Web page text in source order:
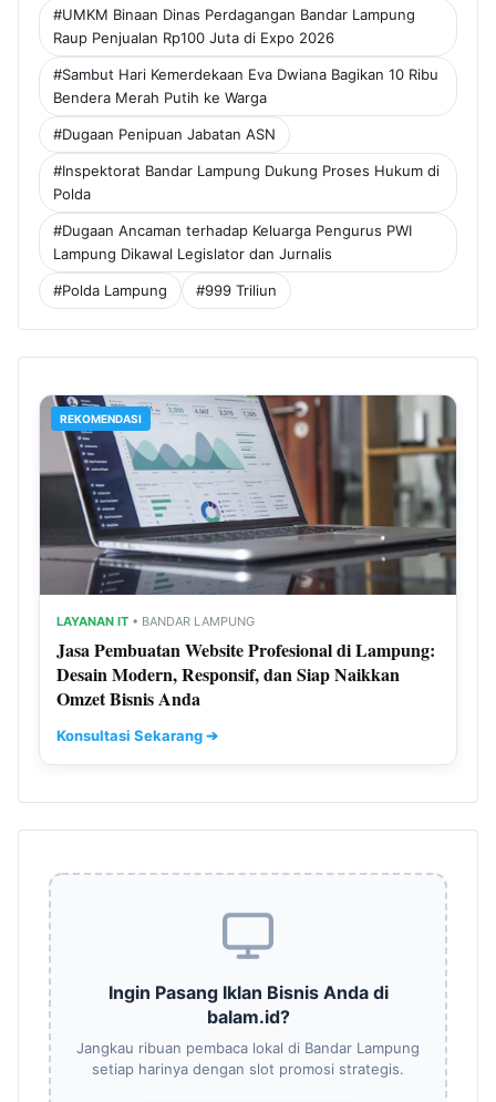
#UMKM Binaan Dinas Perdagangan Bandar Lampung
Raup Penjualan Rp100 Juta di Expo 2026
#Sambut Hari Kemerdekaan Eva Dwiana Bagikan 10 Ribu
Bendera Merah Putih ke Warga
#Dugaan Penipuan Jabatan ASN
#Inspektorat Bandar Lampung Dukung Proses Hukum di
Polda
#Dugaan Ancaman terhadap Keluarga Pengurus PWI
Lampung Dikawal Legislator dan Jurnalis
#Polda Lampung #999 Triliun
REKOMENDASI
LAYANAN IT • BANDAR LAMPUNG
Jasa Pembuatan Website Profesional di Lampung:
Desain Modern, Responsif, dan Siap Naikkan
Omzet Bisnis Anda
Konsultasi Sekarang ➔
Ingin Pasang Iklan Bisnis Anda di
balam.id?
Jangkau ribuan pembaca lokal di Bandar Lampung
setiap harinya dengan slot promosi strategis.